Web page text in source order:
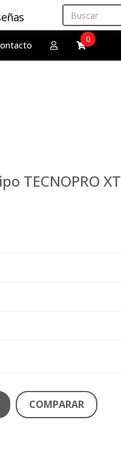
0
TECNOPRO XT
COMPARAR